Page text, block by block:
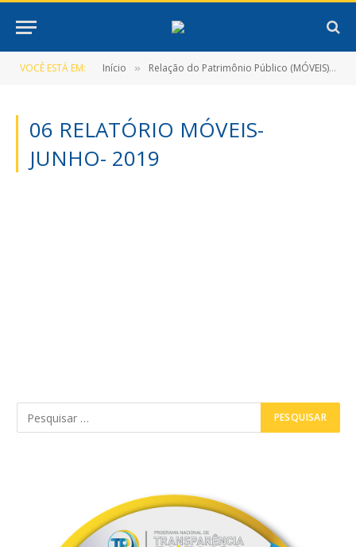
VOCÊ ESTÁ EM: Início » Relação do Patrimônio Público (MÓVEIS)
06 RELATÓRIO MÓVEIS-
JUNHO- 2019